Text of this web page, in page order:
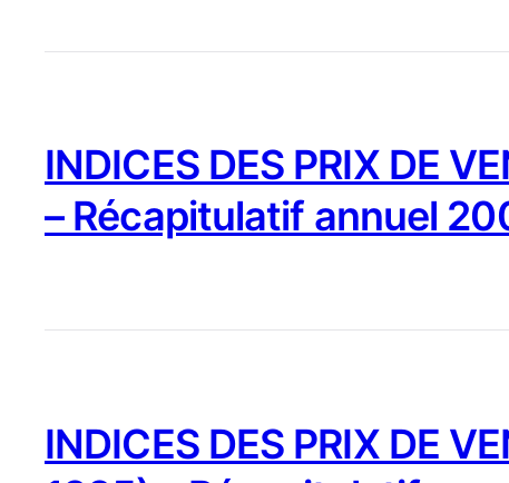
INDICES DES PRIX DE
– Récapitulatif annuel
INDICES DES PRIX DE